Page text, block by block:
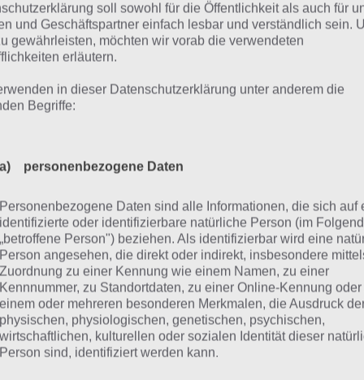
auchGemeinschaftsfeldkarteneinfach vom
und tippe drauf um sie einzusammeln, denn sobald
du sie nicht mehr bekommen und verlierst mitunter
beinhalten einen Würfel
eine Menge Geld ausspuckt (je höher desto
du dann eine extra Belohnung. Damit du wirklich
kannst, scrolle einfach den Bildschirm ein
besser sehen kannst. Vergiss auch nicht die anderen
Geldscheinen abzusuchen.
2: Miete nicht vergessen
an Geld und Erfahrungspunkte (EP) in Monopoly Hotels
Gäste in ihren Zimmern Geld für dich. Dies wird dir
Achte jedoch darauf, dass du diese Miete so schnell
einziehst, denn vorher läuft die Zeit für die
soll sowohl für die Öffentlichkeit als auch für
und Geschäftspartner einfach lesbar und verständlich sein.
gewährleisten, möchten wir vorab die verwendeten
erläutern.
in dieser Datenschutzerklärung unter anderem die
Begriffe:
a) personenbezogene Daten
Personenbezogene Daten sind alle Informationen, die sich auf
identifizierte oder identifizierbare natürliche Person (im
„betroffene Person") beziehen. Als identifizierbar wird eine
Person angesehen, die direkt oder indirekt, insbesondere
Zuordnung zu einer Kennung wie einem Namen, zu einer
Kennnummer, zu Standortdaten, zu einer Online-Kennung oder
einem oder mehreren besonderen Merkmalen, die Ausdruck
physischen, physiologischen, genetischen, psychischen,
wirtschaftlichen, kulturellen oder sozialen Identität dieser
Person sind, identifiziert werden kann.